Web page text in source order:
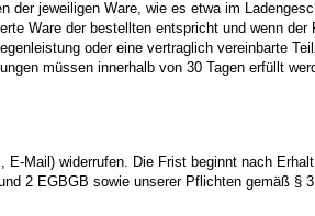
der jeweiligen Ware, wie es etwa im
Ware der bestellten entspricht und wenn
oder eine vertraglich vereinbarte
müssen innerhalb von 30 Tagen erfüllt
Mail) widerrufen. Die Frist beginnt nach
2 EGBGB sowie unserer Pflichten gemäß §